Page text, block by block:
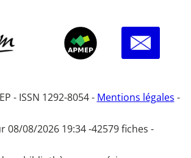
- ISSN 1292-8054 - Mentions légales -
08/08/2026 19:34 -42579 fiches -